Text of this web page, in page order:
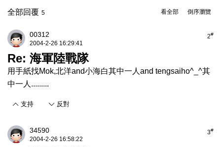
倒序瀏覽
看全部
全部回覆 5
2#
00312
2004-2-26 16:29:41
Re: 海軍陸戰隊
用手紙找Mok,北洋and小海白其中一人and tengsaiho^_^其
中一人.........
支持 反對
3#
34590
2004-2-26 16:58:22